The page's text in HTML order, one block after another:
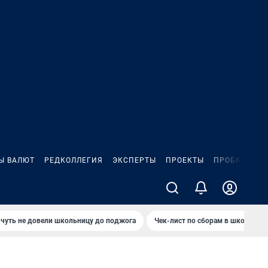
ВАЛЮТ РЕДКОЛЛЕГИЯ ЭКСПЕРТЫ ПРОЕКТЫ ПРОБКИ
не довели школьницу до поджога Чек-лист по сборам в школу в